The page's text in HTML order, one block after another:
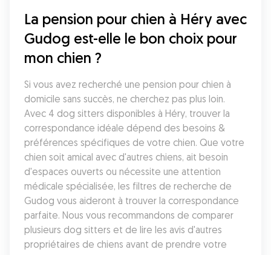
La pension pour chien à Héry avec
Gudog est-elle le bon choix pour
mon chien ?
Si vous avez recherché une pension pour chien à
domicile sans succès, ne cherchez pas plus loin.
Avec 4 dog sitters disponibles à Héry, trouver la
correspondance idéale dépend des besoins &
préférences spécifiques de votre chien. Que votre
chien soit amical avec d'autres chiens, ait besoin
d'espaces ouverts ou nécessite une attention
médicale spécialisée, les filtres de recherche de
Gudog vous aideront à trouver la correspondance
parfaite. Nous vous recommandons de comparer
plusieurs dog sitters et de lire les avis d'autres
propriétaires de chiens avant de prendre votre